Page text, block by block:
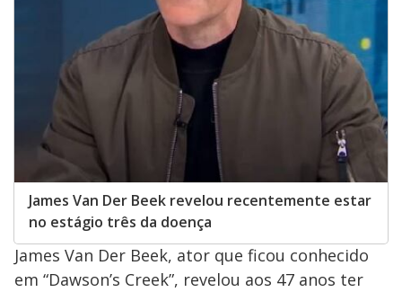
James Van Der Beek revelou recentemente estar
no estágio três da doença
James Van Der Beek, ator que ficou conhecido
em “Dawson’s Creek”, revelou aos 47 anos ter